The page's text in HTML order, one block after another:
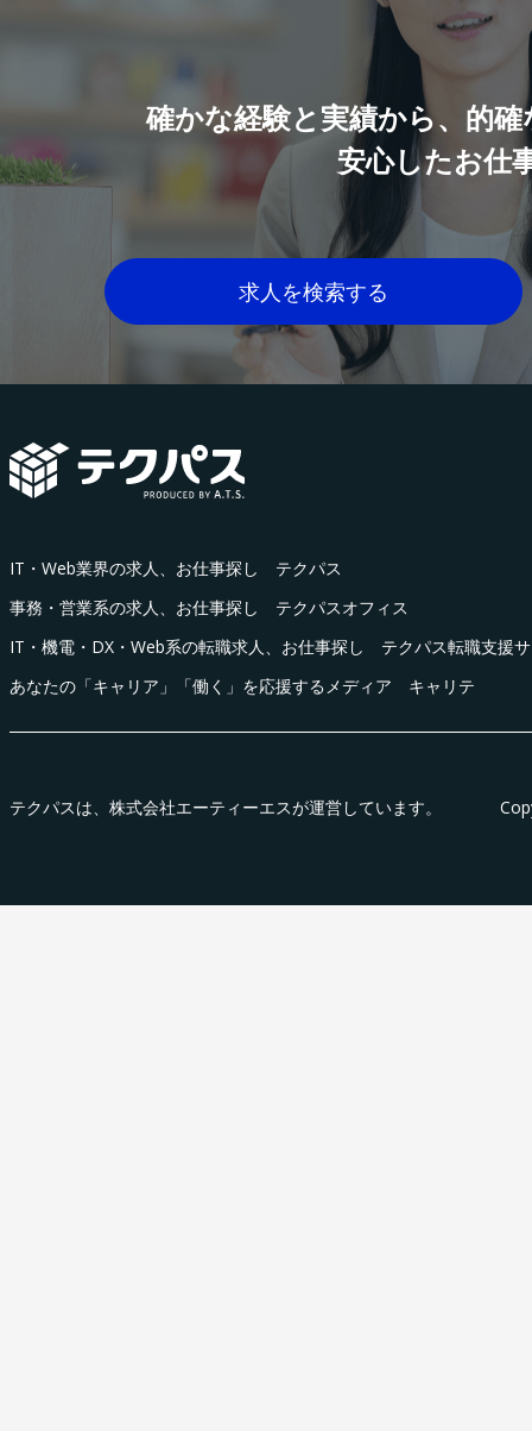
確かな経験と実績から、的
安心したお仕
求人を検索する
IT・Web業界の求人、お仕事探し テクパス
事務・営業系の求人、お仕事探し テクパスオフィス
IT・機電・DX・Web系の転職求人、お仕事探し テクパス転職支援
あなたの「キャリア」「働く」を応援するメディア キャリテ
テクパスは、株式会社エーティーエスが運営しています。